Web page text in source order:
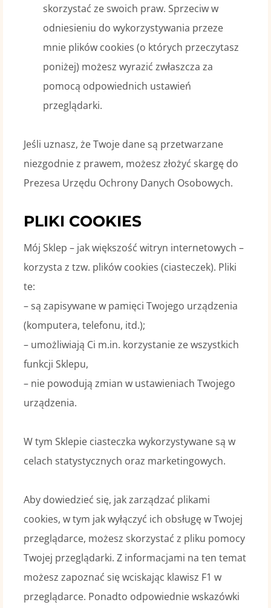
skorzystać ze swoich praw. Sprzeciw w
odniesieniu do wykorzystywania przeze
mnie plików cookies (o których przeczytasz
poniżej) możesz wyrazić zwłaszcza za
pomocą odpowiednich ustawień
przeglądarki.
Jeśli uznasz, że Twoje dane są przetwarzane
niezgodnie z prawem, możesz złożyć skargę do
Prezesa Urzędu Ochrony Danych Osobowych.
PLIKI COOKIES
Mój Sklep – jak większość witryn internetowych –
korzysta z tzw. plików cookies (ciasteczek). Pliki
te:
– są zapisywane w pamięci Twojego urządzenia
(komputera, telefonu, itd.);
– umożliwiają Ci m.in. korzystanie ze wszystkich
funkcji Sklepu,
– nie powodują zmian w ustawieniach Twojego
urządzenia.
W tym Sklepie ciasteczka wykorzystywane są w
celach statystycznych oraz marketingowych.
Aby dowiedzieć się, jak zarządzać plikami
cookies, w tym jak wyłączyć ich obsługę w Twojej
przeglądarce, możesz skorzystać z pliku pomocy
Twojej przeglądarki. Z informacjami na ten temat
możesz zapoznać się wciskając klawisz F1 w
przeglądarce. Ponadto odpowiednie wskazówki